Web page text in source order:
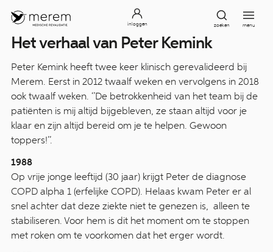
inloggen zoeken menu
Het verhaal van Peter Kemink
Peter Kemink heeft twee keer klinisch gerevalideerd bij
Merem. Eerst in 2012 twaalf weken en vervolgens in 2018
ook twaalf weken. ‘’De betrokkenheid van het team bij de
patiënten is mij altijd bijgebleven, ze staan altijd voor je
klaar en zijn altijd bereid om je te helpen. Gewoon
toppers!’’.
1988
Op vrije jonge leeftijd (30 jaar) krijgt Peter de diagnose
COPD alpha 1 (erfelijke COPD). Helaas kwam Peter er al
snel achter dat deze ziekte niet te genezen is, alleen te
stabiliseren. Voor hem is dit het moment om te stoppen
met roken om te voorkomen dat het erger wordt.